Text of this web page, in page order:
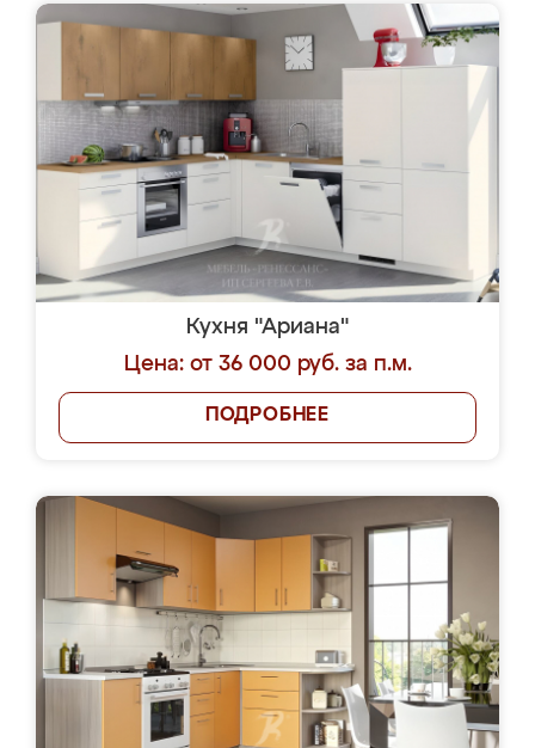
Кухня "Ариана"
Цена: от 36 000 руб. за п.м.
ПОДРОБНЕЕ